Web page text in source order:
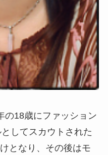
の18歳にファッション
してスカウトされた
となり、その後はモ